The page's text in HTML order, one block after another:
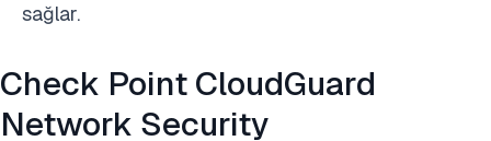
sağlar.
Check Point CloudGuard
Network Security